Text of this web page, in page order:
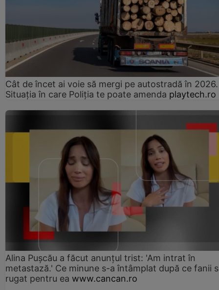
Cât de încet ai voie să mergi pe autostradă în 2026.
Situația în care Poliția te poate amenda playtech.ro
Alina Pușcău a făcut anunțul trist: 'Am intrat în
metastază.' Ce minune s-a întâmplat după ce fanii
rugat pentru ea www.cancan.ro